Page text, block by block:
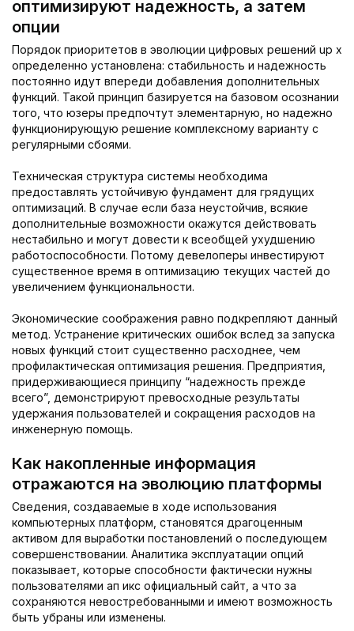
оптимизируют надежность, а затем
опции
Порядок приоритетов в эволюции цифровых решений up x
определенно установлена: стабильность и надежность
постоянно идут впереди добавления дополнительных
функций. Такой принцип базируется на базовом осознании
того, что юзеры предпочтут элементарную, но надежно
функционирующую решение комплексному варианту с
регулярными сбоями.
Техническая структура системы необходима
предоставлять устойчивую фундамент для грядущих
оптимизаций. В случае если база неустойчив, всякие
дополнительные возможности окажутся действовать
нестабильно и могут довести к всеобщей ухудшению
работоспособности. Потому девелоперы инвестируют
существенное время в оптимизацию текущих частей до
увеличением функциональности.
Экономические соображения равно подкрепляют данный
метод. Устранение критических ошибок вслед за запуска
новых функций стоит существенно расходнее, чем
профилактическая оптимизация решения. Предприятия,
придерживающиеся принципу “надежность прежде
всего”, демонстрируют превосходные результаты
удержания пользователей и сокращения расходов на
инженерную помощь.
Как накопленные информация
отражаются на эволюцию платформы
Сведения, создаваемые в ходе использования
компьютерных платформ, становятся драгоценным
активом для выработки постановлений о последующем
совершенствовании. Аналитика эксплуатации опций
показывает, которые способности фактически нужны
пользователями ап икс официальный сайт, а что за
сохраняются невостребованными и имеют возможность
быть убраны или изменены.